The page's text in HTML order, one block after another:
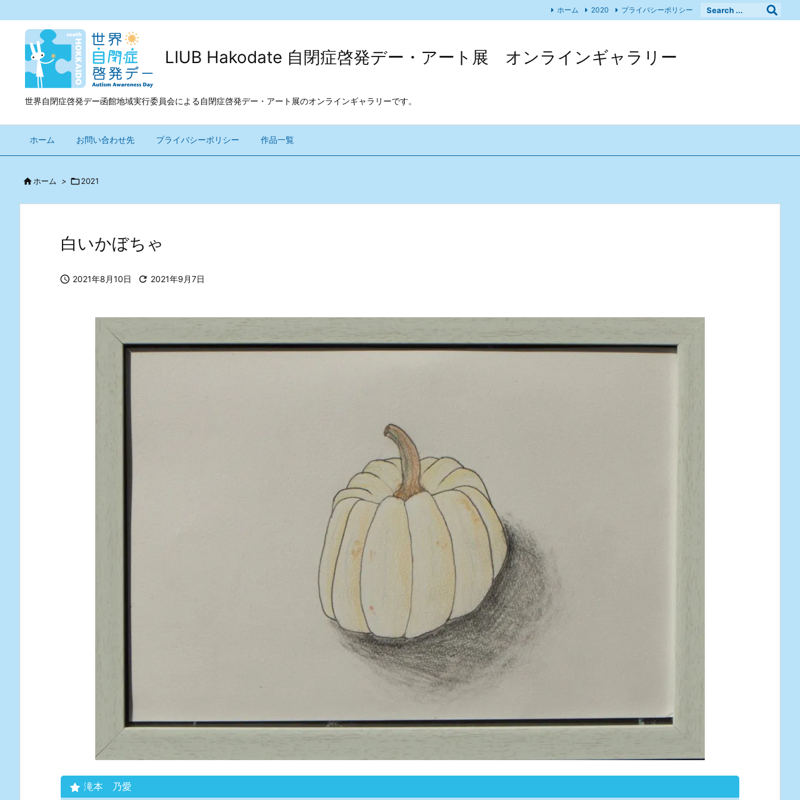
LIUB Hakodate 自閉症啓発デー・アート展 オンラインギャラリー
世界自閉症啓発デー函館地域実行委員会による自閉症啓発デー・アート展のオンラインギャラリーです。
ホーム お問い合わせ先 プライバシーポリシー 作品一覧
ホーム 2020 プライバシーポリシー
ホーム > 2021
白いかぼちゃ
 2021年8月10日  2021年9月7日
滝本 乃愛